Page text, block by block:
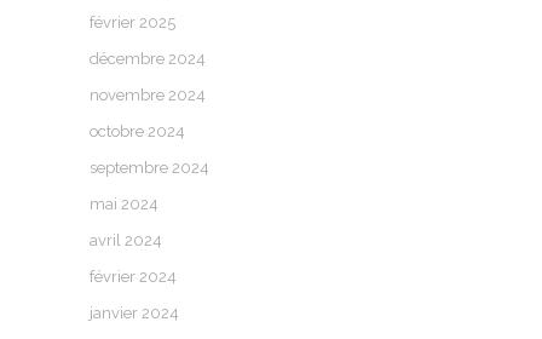
février 2025
décembre 2024
novembre 2024
octobre 2024
septembre 2024
mai 2024
avril 2024
février 2024
janvier 2024